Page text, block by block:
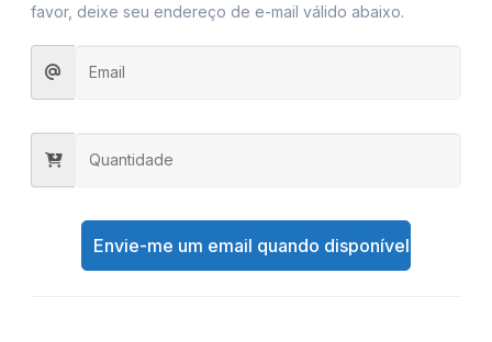
favor, deixe seu endereço de e-mail válido abaixo.
Envie-me um email quando disponível